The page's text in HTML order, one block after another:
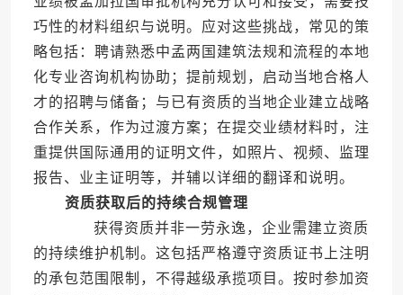
巧性的材料组织与说明。应对这些挑战，常见的策
略包括：聘请熟悉中孟两国建筑法规和流程的本地
化专业咨询机构协助；提前规划，启动当地合格人
才的招聘与储备；与已有资质的当地企业建立战略
合作关系，作为过渡方案；在提交业绩材料时，注
重提供国际通用的证明文件，如照片、视频、监理
报告、业主证明等，并辅以详细的翻译和说明。
资质获取后的持续合规管理
获得资质并非一劳永逸，企业需建立资质
的持续维护机制。这包括严格遵守资质证书上注明
的承包范围限制，不得越级承揽项目。按时参加资